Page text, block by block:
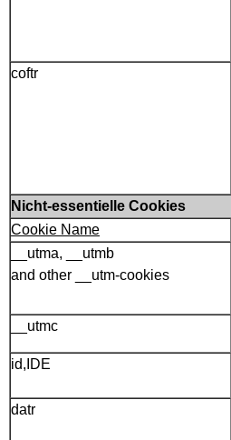
coftr
Nicht-essentielle Cookies
Cookie Name
__utma, __utmb
and other __utm-cookies
__utmc
id,IDE
datr